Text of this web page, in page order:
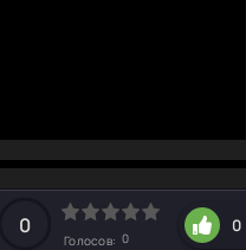
0
Голосов: 0
0